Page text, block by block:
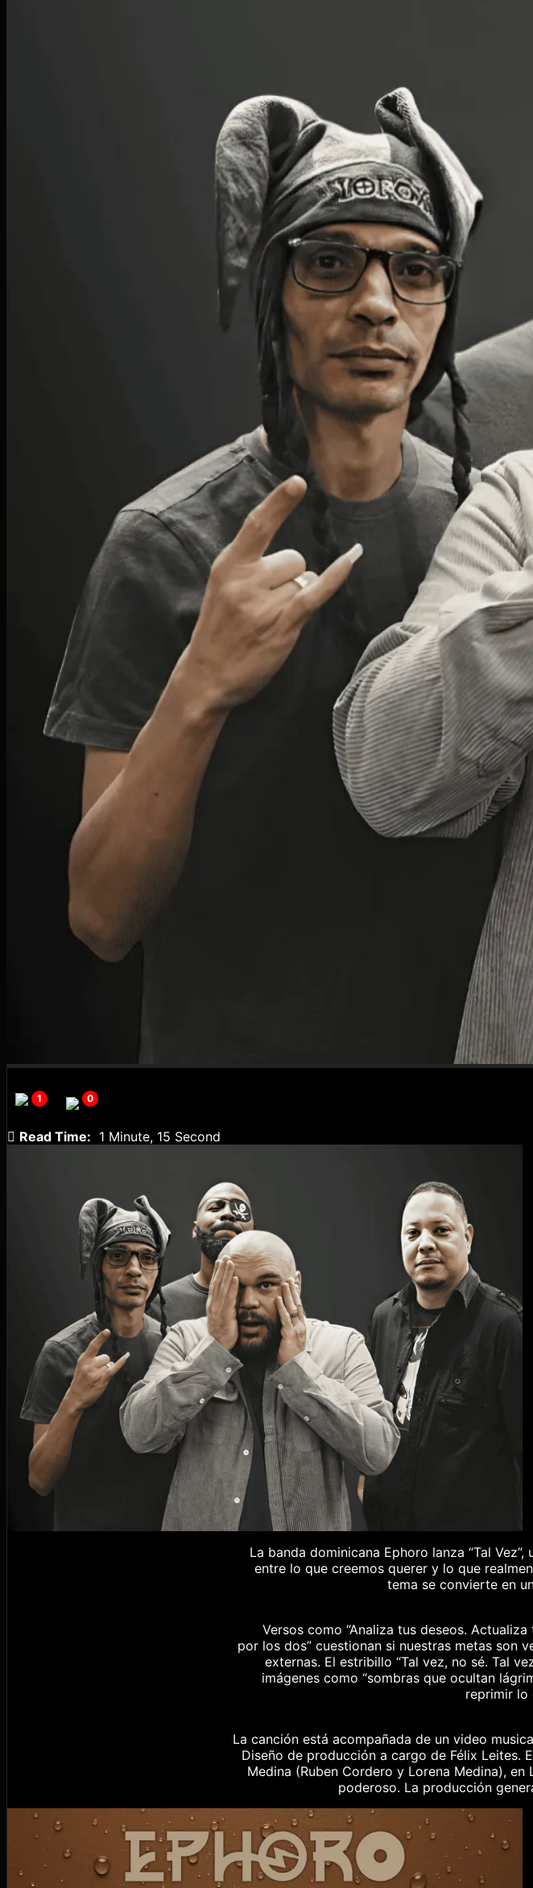
1 0
Read Time: 1 Minute, 15 Second
La banda dominicana Ephoro lanza “Tal
entre lo que creemos querer y lo que
tema se convierte en
Versos como “Analiza tus deseos.
por los dos” cuestionan si nuestras metas son
externas. El estribillo “Tal vez, no sé. Tal
imágenes como “sombras que ocultan
reprimir lo
La canción está acompañada de un video
Diseño de producción a cargo de Félix Leites.
Medina (Ruben Cordero y Lorena Medina),
poderoso. La producción